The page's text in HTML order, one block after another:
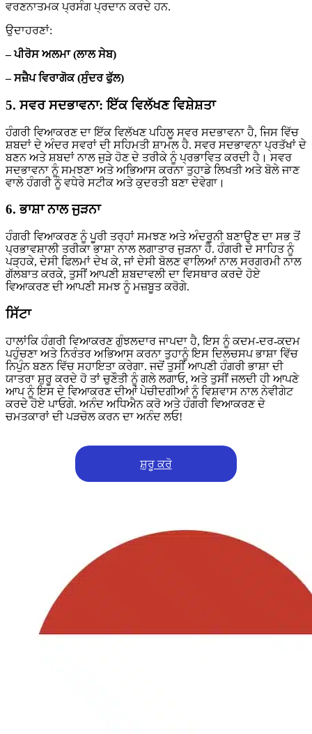
ਵਰਣਨਾਤਮਕ ਪ੍ਰਸੰਗ ਪ੍ਰਦਾਨ ਕਰਦੇ ਹਨ.
ਉਦਾਹਰਣਾਂ:
– ਪੀਰੋਸ ਅਲਮਾ (ਲਾਲ ਸੇਬ)
– ਸਜ਼ੈਪ ਵਿਰਾਗੋਕ (ਸੁੰਦਰ ਫੁੱਲ)
5. ਸਵਰ ਸਦਭਾਵਨਾ: ਇੱਕ ਵਿਲੱਖਣ ਵਿਸ਼ੇਸ਼ਤਾ
ਹੰਗਰੀ ਵਿਆਕਰਣ ਦਾ ਇੱਕ ਵਿਲੱਖਣ ਪਹਿਲੂ ਸਵਰ ਸਦਭਾਵਨਾ ਹੈ, ਜਿਸ ਵਿੱਚ
ਸ਼ਬਦਾਂ ਦੇ ਅੰਦਰ ਸਵਰਾਂ ਦੀ ਸਹਿਮਤੀ ਸ਼ਾਮਲ ਹੈ. ਸਵਰ ਸਦਭਾਵਨਾ ਪ੍ਰਤੱਖਾਂ ਦੇ
ਬਣਨ ਅਤੇ ਸ਼ਬਦਾਂ ਨਾਲ ਜੁੜੇ ਹੋਣ ਦੇ ਤਰੀਕੇ ਨੂੰ ਪ੍ਰਭਾਵਿਤ ਕਰਦੀ ਹੈ। ਸਵਰ
ਸਦਭਾਵਨਾ ਨੂੰ ਸਮਝਣਾ ਅਤੇ ਅਭਿਆਸ ਕਰਨਾ ਤੁਹਾਡੇ ਲਿਖਤੀ ਅਤੇ ਬੋਲੇ ਜਾਣ
ਵਾਲੇ ਹੰਗਰੀ ਨੂੰ ਵਧੇਰੇ ਸਟੀਕ ਅਤੇ ਕੁਦਰਤੀ ਬਣਾ ਦੇਵੇਗਾ।
6. ਭਾਸ਼ਾ ਨਾਲ ਜੁੜਨਾ
ਹੰਗਰੀ ਵਿਆਕਰਣ ਨੂੰ ਪੂਰੀ ਤਰ੍ਹਾਂ ਸਮਝਣ ਅਤੇ ਅੰਦਰੂਨੀ ਬਣਾਉਣ ਦਾ ਸਭ ਤੋਂ
ਪ੍ਰਭਾਵਸ਼ਾਲੀ ਤਰੀਕਾ ਭਾਸ਼ਾ ਨਾਲ ਲਗਾਤਾਰ ਜੁੜਨਾ ਹੈ. ਹੰਗਰੀ ਦੇ ਸਾਹਿਤ ਨੂੰ
ਪੜ੍ਹਕੇ, ਦੇਸੀ ਫਿਲਮਾਂ ਦੇਖ ਕੇ, ਜਾਂ ਦੇਸੀ ਬੋਲਣ ਵਾਲਿਆਂ ਨਾਲ ਸਰਗਰਮੀ ਨਾਲ
ਗੱਲਬਾਤ ਕਰਕੇ, ਤੁਸੀਂ ਆਪਣੀ ਸ਼ਬਦਾਵਲੀ ਦਾ ਵਿਸਥਾਰ ਕਰਦੇ ਹੋਏ
ਵਿਆਕਰਣ ਦੀ ਆਪਣੀ ਸਮਝ ਨੂੰ ਮਜ਼ਬੂਤ ਕਰੋਗੇ.
ਸਿੱਟਾ
ਹਾਲਾਂਕਿ ਹੰਗਰੀ ਵਿਆਕਰਣ ਗੁੰਝਲਦਾਰ ਜਾਪਦਾ ਹੈ, ਇਸ ਨੂੰ ਕਦਮ-ਦਰ-ਕਦਮ
ਪਹੁੰਚਣਾ ਅਤੇ ਨਿਰੰਤਰ ਅਭਿਆਸ ਕਰਨਾ ਤੁਹਾਨੂੰ ਇਸ ਦਿਲਚਸਪ ਭਾਸ਼ਾ ਵਿੱਚ
ਨਿਪੁੰਨ ਬਣਨ ਵਿੱਚ ਸਹਾਇਤਾ ਕਰੇਗਾ. ਜਦੋਂ ਤੁਸੀਂ ਆਪਣੀ ਹੰਗਰੀ ਭਾਸ਼ਾ ਦੀ
ਯਾਤਰਾ ਸ਼ੁਰੂ ਕਰਦੇ ਹੋ ਤਾਂ ਚੁਣੌਤੀ ਨੂੰ ਗਲੇ ਲਗਾਓ, ਅਤੇ ਤੁਸੀਂ ਜਲਦੀ ਹੀ ਆਪਣੇ
ਆਪ ਨੂੰ ਇਸ ਦੇ ਵਿਆਕਰਣ ਦੀਆਂ ਪੇਚੀਦਗੀਆਂ ਨੂੰ ਵਿਸ਼ਵਾਸ ਨਾਲ ਨੇਵੀਗੇਟ
ਕਰਦੇ ਹੋਏ ਪਾਓਗੇ. ਅਨੰਦ ਅਧਿਐਨ ਕਰੋ ਅਤੇ ਹੰਗਰੀ ਵਿਆਕਰਣ ਦੇ
ਚਮਤਕਾਰਾਂ ਦੀ ਪੜਚੋਲ ਕਰਨ ਦਾ ਅਨੰਦ ਲਓ!
ਸ਼ੁਰੂ ਕਰੋ